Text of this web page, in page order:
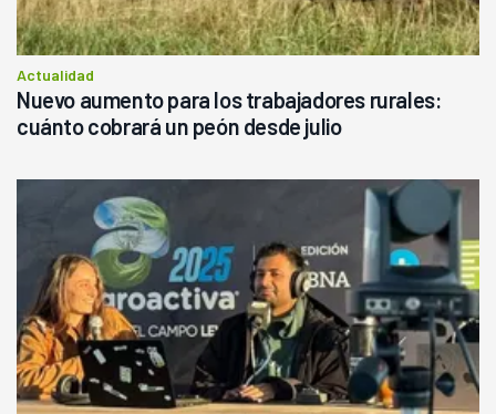
Actualidad
Nuevo aumento para los trabajadores rurales:
cuánto cobrará un peón desde julio